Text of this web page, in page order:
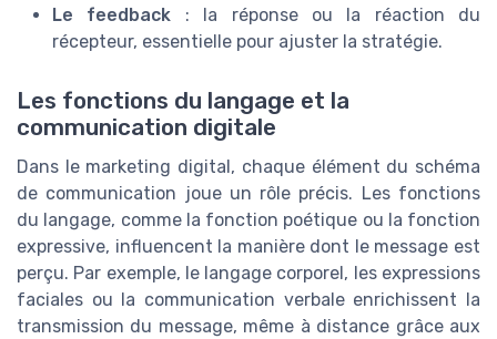
Le feedback : la réponse ou la réaction du
récepteur, essentielle pour ajuster la stratégie.
Les fonctions du langage et la
communication digitale
Dans le marketing digital, chaque élément du schéma
de communication joue un rôle précis. Les fonctions
du langage, comme la fonction poétique ou la fonction
expressive, influencent la manière dont le message est
perçu. Par exemple, le langage corporel, les expressions
faciales ou la communication verbale enrichissent la
transmission du message, même à distance grâce aux